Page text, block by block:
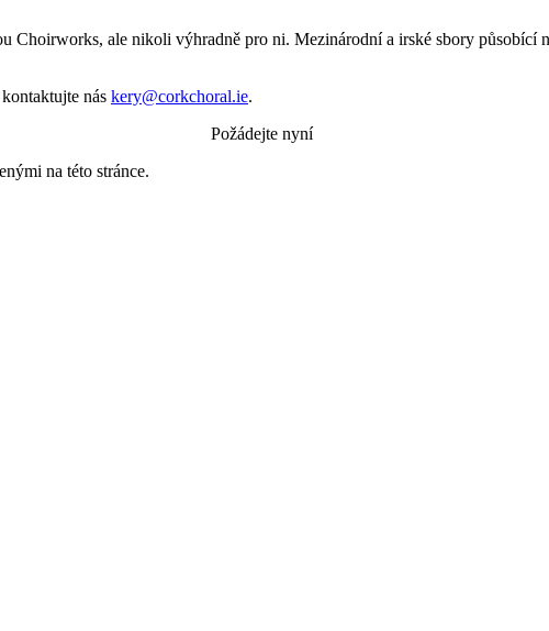
Choirworks, ale nikoli výhradně pro ni. Mezinárodní a irské sbory působící
nás kery@corkchoral.ie.
Požádejte nyní
na této stránce.